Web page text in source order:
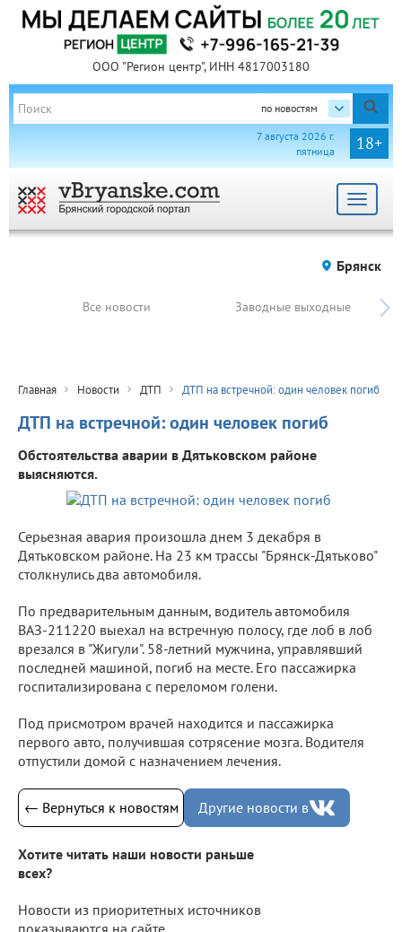
ООО "Регион центр", ИНН 4817003180
по новостям
18+
7 августа 2026 г.
пятница
Toggle
Брянск
Все новости Заводные выходные
Главная Новости ДТП ДТП на встречной: один человек погиб
ДТП на встречной: один человек погиб
Обстоятельства аварии в Дятьковском районе
выясняются.
Серьезная авария произошла днем 3 декабря в
Дятьковском районе. На 23 км трассы "Брянск-Дятьково"
столкнулись два автомобиля.
По предварительным данным, водитель автомобиля
ВАЗ-211220 выехал на встречную полосу, где лоб в лоб
врезался в "Жигули". 58-летний мужчина, управлявший
последней машиной, погиб на месте. Его пассажирка
госпитализирована с переломом голени.
Под присмотром врачей находится и пассажирка
первого авто, получившая сотрясение мозга. Водителя
отпустили домой с назначением лечения.
← Вернуться к новостям Другие новости в
Хотите читать наши новости раньше
всех?
Новости из приоритетных источников
показываются на сайте